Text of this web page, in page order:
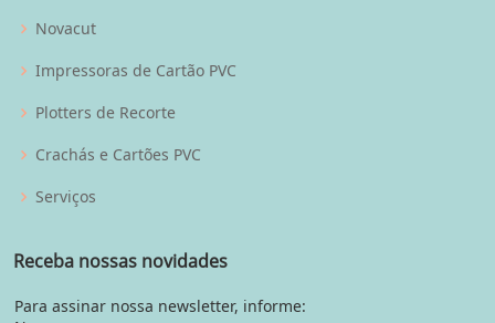
Novacut
Impressoras de Cartão PVC
Plotters de Recorte
Crachás e Cartões PVC
Serviços
Receba nossas novidades
Para assinar nossa newsletter, informe: